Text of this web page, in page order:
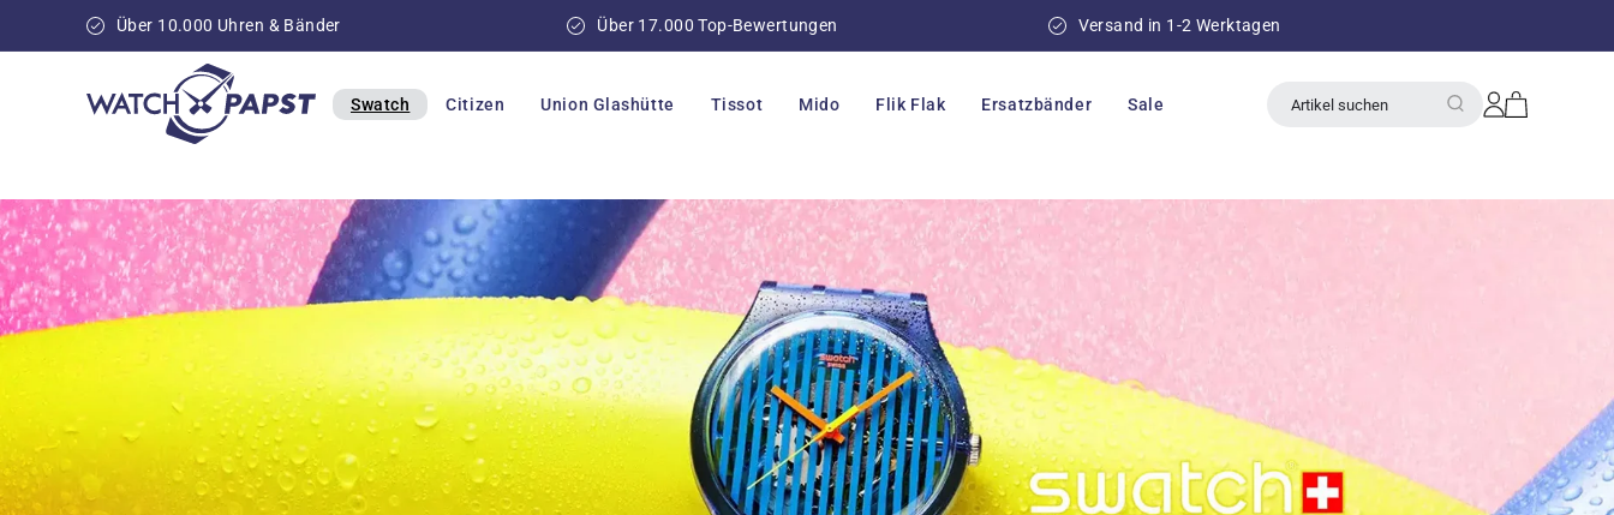
Über 10.000 Uhren & Bänder Über 17.000 Top-Bewertungen Versand in 1-2 Werktagen
Swatch Citizen Union Glashütte Tissot Mido Flik Flak Ersatzbänder Sale Artikel suchen Einloggen
Warenkorb
Alle Uhren von
SWATCH